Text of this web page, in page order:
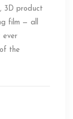
3D product
film — all
ever
the